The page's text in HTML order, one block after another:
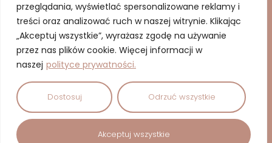
przeglądania, wyświetlać spersonalizowane reklamy i
treści oraz analizować ruch w naszej witrynie. Klikając
„Akceptuj wszystkie”, wyrażasz zgodę na używanie
przez nas plików cookie. Więcej informacji w
naszej polityce prywatności.
Dostosuj Odrzuć wszystkie
Akceptuj wszystkie
NEWSLETTER
ZAPISUJĘ SIĘ!
© 2026 Dbam o Cud | Anna Paluch – Psychodietetyk | Wszelkie